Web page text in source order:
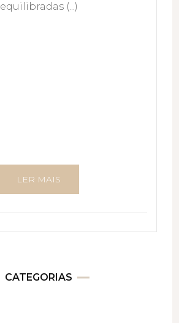
equilibradas (...)
LER MAIS
CATEGORIAS